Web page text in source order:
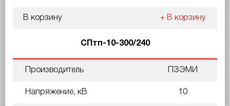
В корзину + В корзину
СПтп-10-300/240
Производитель ПЗЭМИ
Напряжение, кВ 10